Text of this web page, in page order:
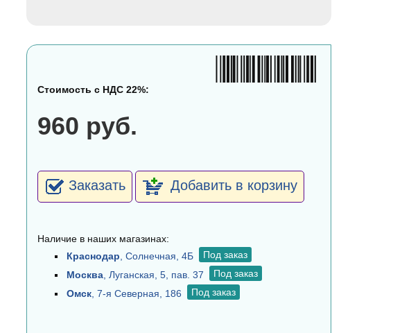
Стоимость с НДС 22%:
960 руб.
Заказать Добавить в корзину
Наличие в наших магазинах:
Краснодар , Солнечная, 4Б
Под заказ
Москва , Луганская, 5, пав. 37
Под заказ
Омск , 7-я Северная, 186 Под заказ